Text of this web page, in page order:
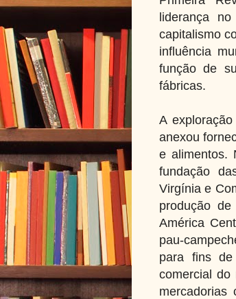
liderança
capitalismo
influência
função de
fábricas.
A
anexou
e alimentos.
fundação
Virgínia e
produção
América
pau-
para fins
comercial do
mercadorias